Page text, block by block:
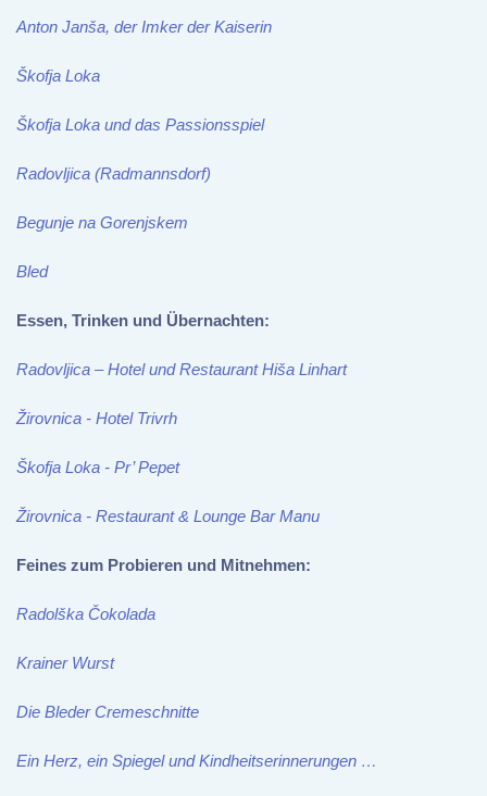
Anton Janša, der Imker der Kaiserin
Škofja Loka
Škofja Loka und das Passionsspiel
Radovljica (Radmannsdorf)
Begunje na Gorenjskem
Bled
Essen, Trinken und Übernachten:
Radovljica – Hotel und Restaurant Hiša Linhart
Žirovnica - Hotel Trivrh
Škofja Loka - Pr’ Pepet
Žirovnica - Restaurant & Lounge Bar Manu
Feines zum Probieren und Mitnehmen:
Radolška Čokolada
Krainer Wurst
Die Bleder Cremeschnitte
Ein Herz, ein Spiegel und Kindheitserinnerungen …